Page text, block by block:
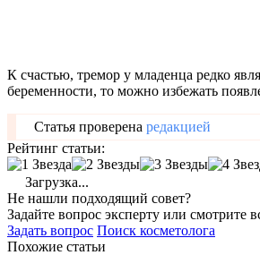
К счастью, тремор у младенца редко
беременности, то можно избежать
Статья проверена редакцией
Рейтинг статьи:
Загрузка...
Не нашли подходящий совет?
Задайте вопрос эксперту или смотрите
Задать вопрос Поиск косметолога
Похожие статьи